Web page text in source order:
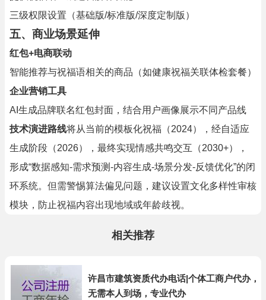
三级权限设置（基础版/标准版/深度定制版）
五、商业场景延伸
红包+电商联动
智能推荐与祝福语相关的商品（如健康祝福关联体检套餐）
企业营销工具
AI生成品牌联名红包封面，结合用户画像展示不同产品线
技术演进路线将从当前的模板化祝福（2024），经自适应
生成阶段（2026），最终实现情感共鸣交互（2030+），
形成“数据感知-需求预测-内容生成-场景分发-反馈优化”的闭
环系统。但需警惕算法偏见问题，建议设置文化多样性审核
模块，防止祝福内容出现地域或年龄歧视。
相关推荐
许昌市建筑资质代办电话|个体工商户代办，
无需本人到场，专业代办